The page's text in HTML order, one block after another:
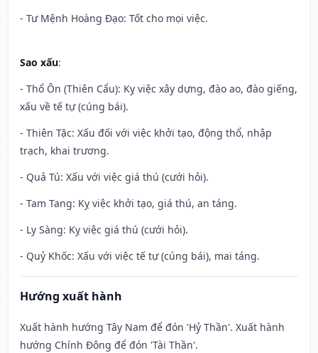
- Tư Mệnh Hoàng Đạo: Tốt cho mọi việc.
Sao xấu:
- Thổ Ôn (Thiên Cẩu): Kỵ việc xây dựng, đào ao, đào giếng,
xấu về tế tự (cúng bái).
- Thiên Tặc: Xấu đối với việc khởi tạo, động thổ, nhập
trạch, khai trương.
- Quả Tú: Xấu với việc giá thú (cưới hỏi).
- Tam Tang: Kỵ việc khởi tạo, giá thú, an táng.
- Ly Sàng: Kỵ việc giá thú (cưới hỏi).
- Quỷ Khốc: Xấu với việc tế tự (cúng bái), mai táng.
Hướng xuất hành
Xuất hành hướng Tây Nam để đón 'Hỷ Thần'. Xuất hành
hướng Chính Đông để đón 'Tài Thần'.